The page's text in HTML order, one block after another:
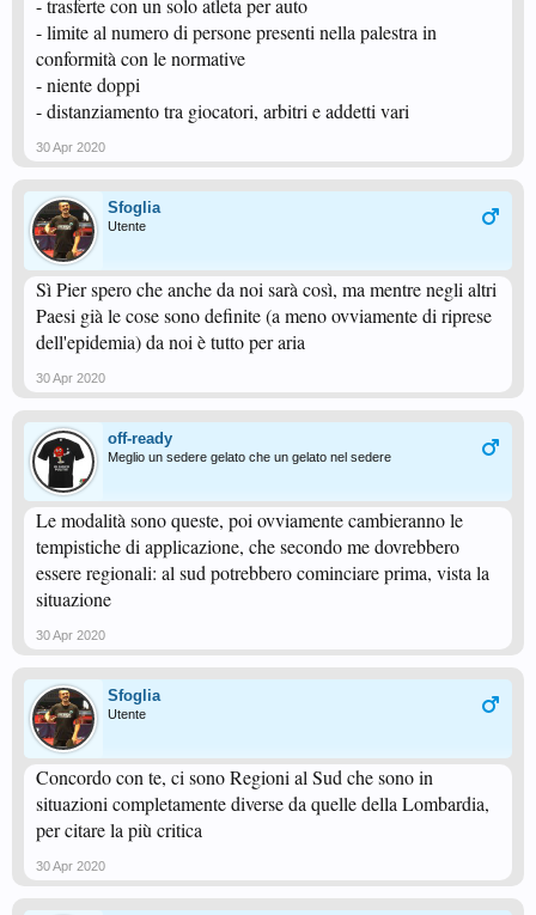
- limite al numero di persone presenti nella palestra in
conformità con le normative
- niente doppi
- distanziamento tra giocatori, arbitri e addetti vari
30 Apr 2020
Sfoglia
Utente
Sì Pier spero che anche da noi sarà così, ma mentre negli altri
Paesi già le cose sono definite (a meno ovviamente di riprese
dell'epidemia) da noi è tutto per aria
30 Apr 2020
off-ready
Meglio un sedere gelato che un gelato nel sedere
Le modalità sono queste, poi ovviamente cambieranno le
tempistiche di applicazione, che secondo me dovrebbero
essere regionali: al sud potrebbero cominciare prima, vista la
situazione
30 Apr 2020
Sfoglia
Utente
Concordo con te, ci sono Regioni al Sud che sono in
situazioni completamente diverse da quelle della Lombardia,
per citare la più critica
30 Apr 2020